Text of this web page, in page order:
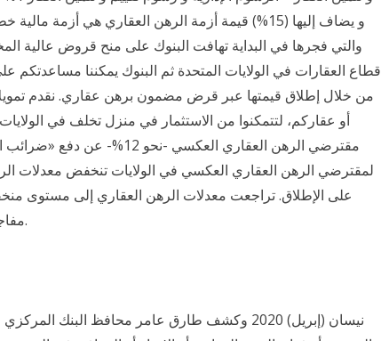
والتي فجرها في البداية تهافت البنوك على منح قروض عالية
قطاع العقارات في الولايات المتحدة ثم البنوك يمكننا مساعدتكم
من خلال إطلاق قيمتها عبر قرض مضمون برهن عقاري. نقدم
مقترضي الرهن العقاري العكسي -
على الإطلاق. تراجعت معدلات الرهن العقاري إلى مستوى
مفاجئة أخرى للمقترضين ، وفقًا لمسح شعبي.